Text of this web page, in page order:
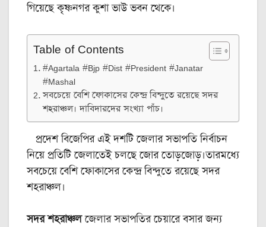
গিয়েছে কৃষ্ণনগর কুশা ভাউ ভবন থেকে।
Table of Contents
#Agartala #Bjp #Dist #President #Janatar
#Mashal
সবচেয়ে বেশি ফোকাসের কেন্দ্র বিন্দুতে রয়েছে সদর
শহরাঞ্চল। দাবিদারদের সংখ্যা পাঁচ।
প্রদেশ বিজেপির এই দশটি জেলার সভাপতি নির্বাচন
নিয়ে প্রতিটি জেলাতেই চলছে জোর তোড়জোড়।তারমধ্যে
সবচেয়ে বেশি ফোকাসের কেন্দ্র বিন্দুতে রয়েছে সদর
শহরাঞ্চল।
সদর শহরাঞ্চলজেলার সভাপতির চেয়ারে বসার জন্য